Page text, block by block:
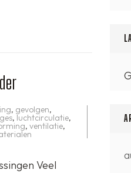
, gevolgen,
, luchtcirculatie,
, ventilatie,
Veel